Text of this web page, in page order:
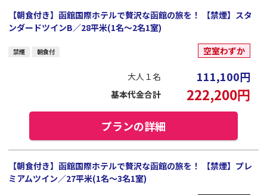
【朝食付き】函館国際ホテルで贅沢な函館の旅を！ 【禁煙】スタ
ンダードツインB／28平米(1名～2名1室)
禁煙 朝食付 空室わずか
大人１名 111,100円
基本代金合計 222,200円
プランの詳細
【朝食付き】函館国際ホテルで贅沢な函館の旅を！ 【禁煙】プレ
ミアムツイン／27平米(1名～3名1室)